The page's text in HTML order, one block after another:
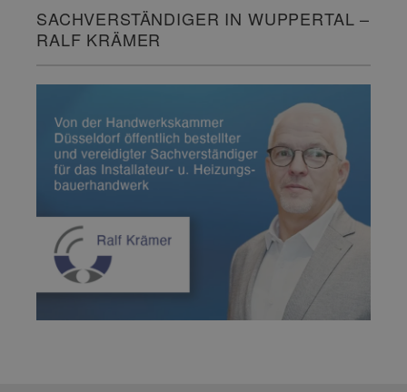
SACHVERSTÄNDIGER IN WUPPERTAL –
RALF KRÄMER